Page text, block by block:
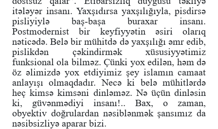
itələyər insanı. Yaxşıdırsa yaxşılığıyla, pisdirsə
pisliyiylə baş-başa buraxar insanı.
Postmodernist bir keyfiyyətin əsiri olarıq
nəticədə. Belə bir mühitdə də yaxşılığı əmr edib,
pislikdən çəkindirmək xüsusiyyətimiz
funksional ola bilməz. Çünki yox edilən, həm də
öz əlimizdə yox etdiyimiz şey islamın camaat
anlayışı olmaqdadır. Necə ki belə mühitlərdə
heç kimsə kimsəni dinləməz. Nə üçün dinləsin
ki, güvənmədiyi insanı!.. Bax, o zaman,
obyektiv doğrulardan nəsiblənmək şansımız da
nəsibsizliyə aparar bizi.